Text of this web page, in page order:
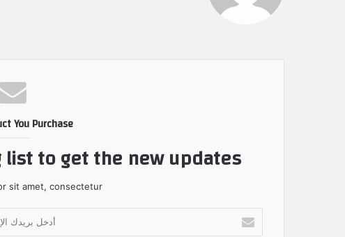
You Purchase
to get the new updates!
sit amet, consectetur.